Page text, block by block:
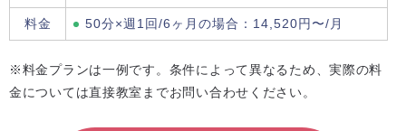
料金 50分×週1回/6ヶ月の場合：14,520円〜/月
※料金プランは一例です。条件によって異なるため、実際の料
金については直接教室までお問い合わせください。